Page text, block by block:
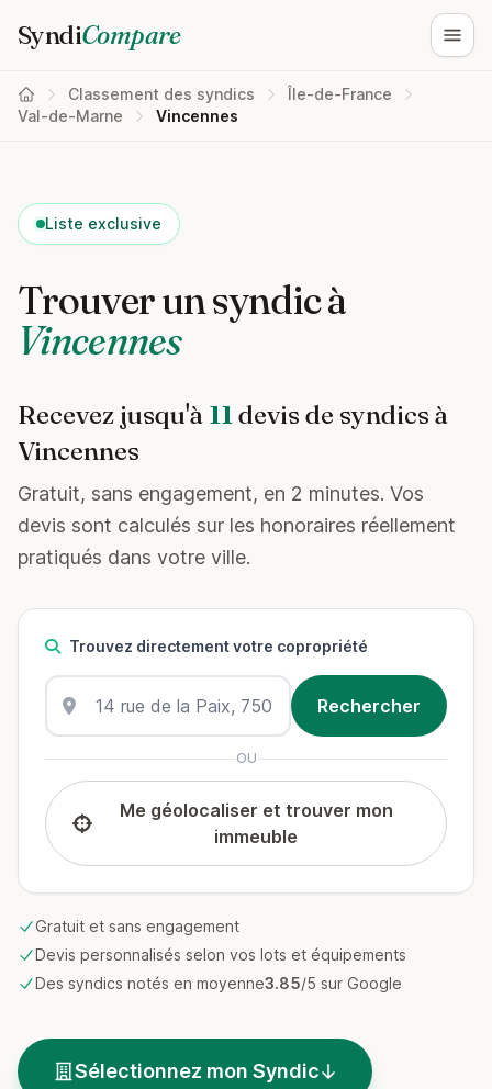
SyndiCompare
Classement des syndics
Île-de-France
Val-de-Marne
Vincennes
Liste exclusive
Trouver un syndic à
Vincennes
Recevez jusqu'à 11devis de syndics à
Vincennes
Gratuit, sans engagement, en 2 minutes. Vos
devis sont calculés sur les honoraires réellement
pratiqués dans votre ville.
Trouvez directement votre copropriété
OU
Me géolocaliser et trouver mon
immeuble
Gratuit et sans engagement
Devis personnalisés selon vos lots et équipements
Des syndics notés en moyenne3.85/5 sur Google
Sélectionnez mon Syndic